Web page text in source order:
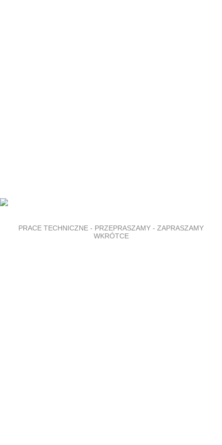
PRACE TECHNICZNE - PRZEPRASZAMY - ZAPRASZAMY
WKRÓTCE